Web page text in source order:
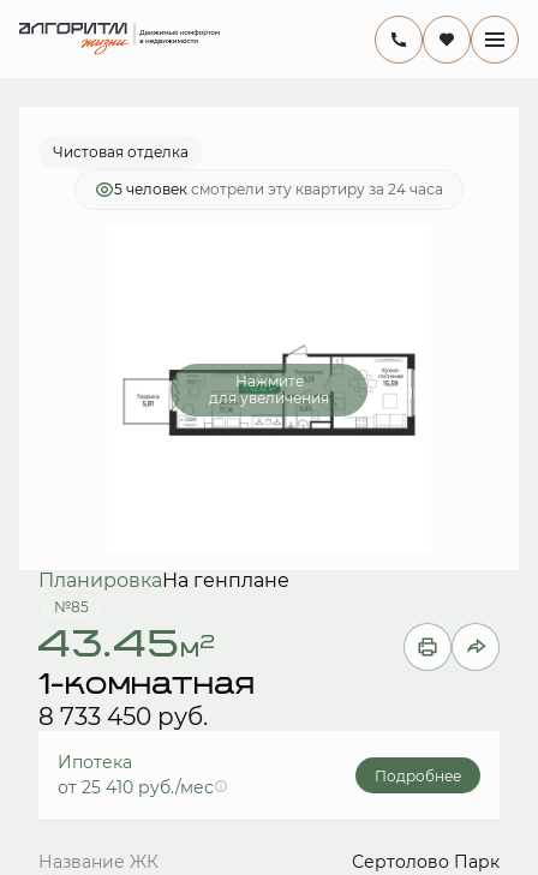
1-комнатная
8 733 450 руб.
от 25 410 руб./мес.
Чистовая отделка
5 человек смотрели эту квартиру за 24 часа
Нажмите
для увеличения
ПланировкаНа генплане
№85
43.45м2
1-комнатная
8 733 450 руб.
Ипотека
от 25 410 руб./мес
Подробнее
Название ЖК
Сертолово Парк